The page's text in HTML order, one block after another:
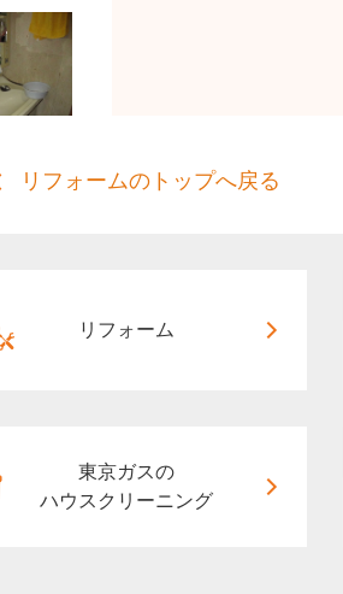
リフォームのトップへ戻る
リフォーム
東京ガスの
ハウスクリーニング